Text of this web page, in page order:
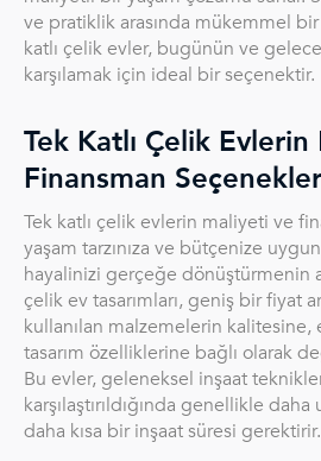
ve pratiklik arasında mükemmel
katlı çelik evler, bugünün ve
karşılamak için ideal bir seçenektir.
Tek Katlı Çelik
Finansman
Tek katlı çelik evlerin maliyeti ve
yaşam tarzınıza ve bütçenize
hayalinizi gerçeğe dönüştürmenin
çelik ev tasarımları, geniş bir fiyat
kullanılan malzemelerin
tasarım özelliklerine bağlı olarak
Bu evler, geleneksel inşaat
karşılaştırıldığında genellikle
daha kısa bir inşaat süresi gerektirir.